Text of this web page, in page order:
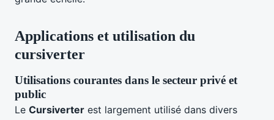
Applications et utilisation du
cursiverter
Utilisations courantes dans le secteur privé et
public
Le Cursiverter est largement utilisé dans divers